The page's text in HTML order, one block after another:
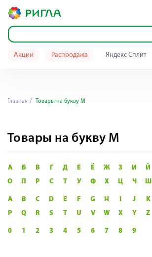
Акции Распродажа Яндекс Сплит
Главная Товары на букву M
Товары на букву M
А Б В Г Д Е Ё Ж З И Й
О
П Р С Т У Ф Х Ц Ч Ш
A B C D E F G H I J K
P
Q R S T U V W X Y Z
0 1 2 3 4 5 6 7 8 9